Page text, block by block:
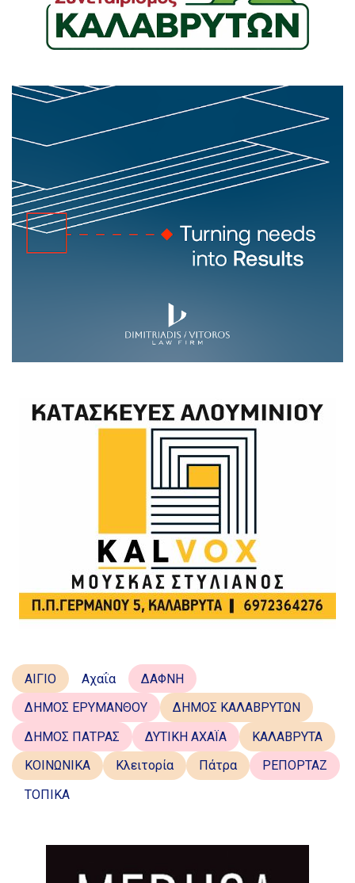
ΑΙΓΙΟ Αχαΐα
ΔΑΦΝΗ
ΔΗΜΟΣ ΕΡΥΜΑΝΘΟΥ
ΔΗΜΟΣ ΚΑΛΑΒΡΥΤΩΝ
ΔΗΜΟΣ ΠΑΤΡΑΣ
ΔΥΤΙΚΗ ΑΧΑΪΑ
ΚΑΛΑΒΡΥΤΑ
ΚΟΙΝΩΝΙΚΑ
Κλειτορία Πάτρα
ΡΕΠΟΡΤΑΖ
ΤΟΠΙΚΑ